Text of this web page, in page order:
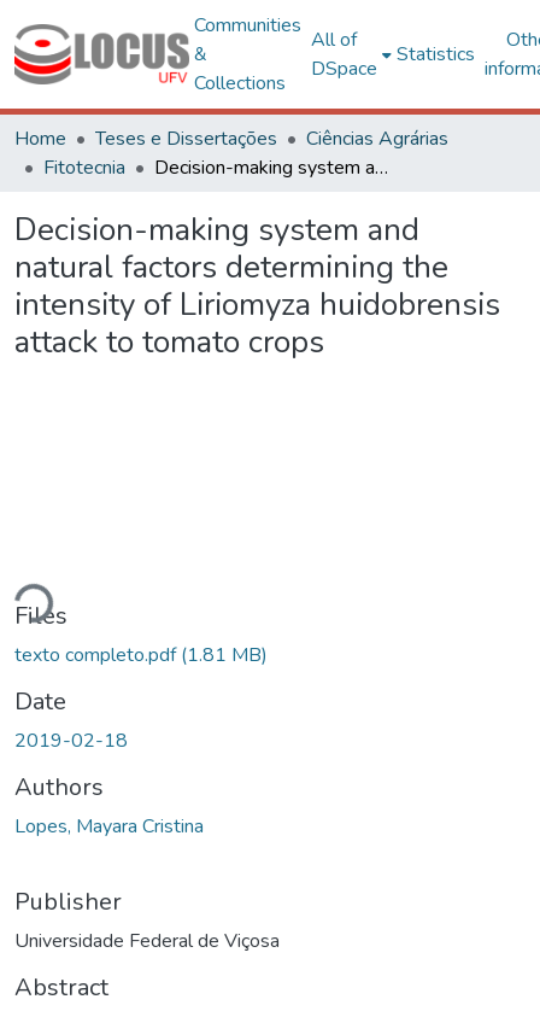
Communities
&
Collections
All of
DSpace
Statistics
Home Teses e Dissertações
Ciências Agrárias
Fitotecnia
Decision-making system and natural factors determining the intensity of Liriomyza huidobrensis attack to tomato crops
Decision-making system and
natural factors determining the
intensity of Liriomyza huidobrensis
attack to tomato crops
Loading...
Files
texto completo.pdf(1.81 MB)
Date
2019-02-18
Authors
Lopes, Mayara Cristina
Publisher
Universidade Federal de Viçosa
Abstract